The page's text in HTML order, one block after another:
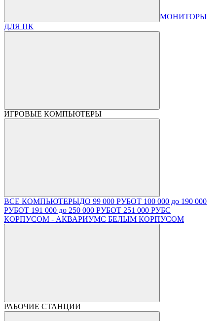
МОНИТОРЫ
ДЛЯ ПК
ИГРОВЫЕ КОМПЬЮТЕРЫ
ВСЕ КОМПЬЮТЕРЫДО 99 000 РУБОТ 100 000 до 190 000
РУБОТ 191 000 до 250 000 РУБОТ 251 000 РУБС
КОРПУСОМ - АКВАРИУМС БЕЛЫМ КОРПУСОМ
РАБОЧИЕ СТАНЦИИ